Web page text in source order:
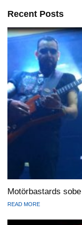
Recent Posts
Motörbastards
READ MORE